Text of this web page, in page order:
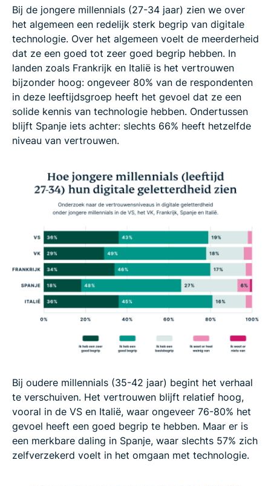
Bij de jongere millennials (27-34 jaar) zien we over
het algemeen een redelijk sterk begrip van digitale
technologie. Over het algemeen voelt de meerderheid
dat ze een goed tot zeer goed begrip hebben. In
landen zoals Frankrijk en Italië is het vertrouwen
bijzonder hoog: ongeveer 80% van de respondenten
in deze leeftijdsgroep heeft het gevoel dat ze een
solide kennis van technologie hebben. Ondertussen
blijft Spanje iets achter: slechts 66% heeft hetzelfde
niveau van vertrouwen.
Bij oudere millennials (35-42 jaar) begint het verhaal
te verschuiven. Het vertrouwen blijft relatief hoog,
vooral in de VS en Italië, waar ongeveer 76-80% het
gevoel heeft een goed begrip te hebben. Maar er is
een merkbare daling in Spanje, waar slechts 57% zich
zelfverzekerd voelt in het omgaan met technologie.